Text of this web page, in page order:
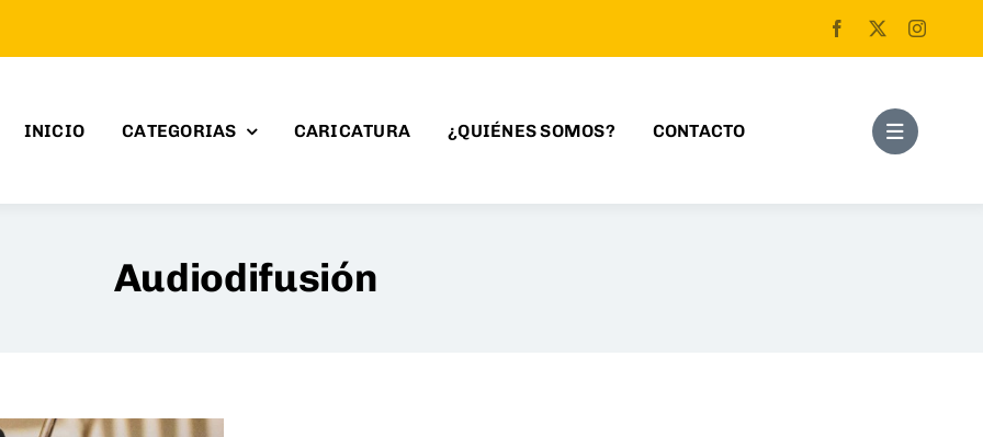
INICIO CATEGORIAS CARICATURA ¿QUIÉNES SOMOS? CONTACTO
Audiodifusión